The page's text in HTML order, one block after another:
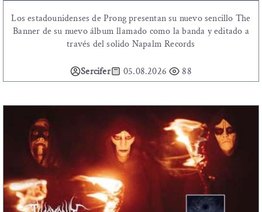
Los estadounidenses de Prong presentan su nuevo sencillo The
Banner de su nuevo álbum llamado como la banda y editado a
través del solido Napalm Records
Sercifer 05.08.2026 88